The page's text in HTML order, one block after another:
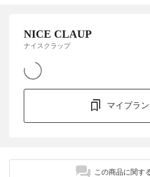
NICE CLAUP
ナイスクラップ
マイブラ
この商品に関す